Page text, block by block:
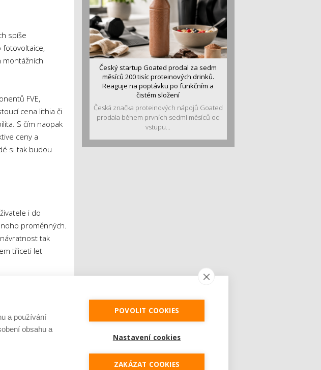
spíše
fotovoltaice,
montážních
FVE,
cena lithia či
S čím naopak
ceny a
si tak budou
i do
proměnných.
tak
třiceti let
Ideální je 100
sítě. Další
kombinuje
Český startup Goated prodal za sedm
měsíců 200 tisíc proteinových drinků.
Reaguje na poptávku po funkčním a
čistém složení
Česká značka proteinových nápojů Goated
prodala během prvních sedmi měsíců od
vstupu...
a používání
obsahu a
POVOLIT COOKIES
Nastavení cookies
ZAKÁZAT COOKIES